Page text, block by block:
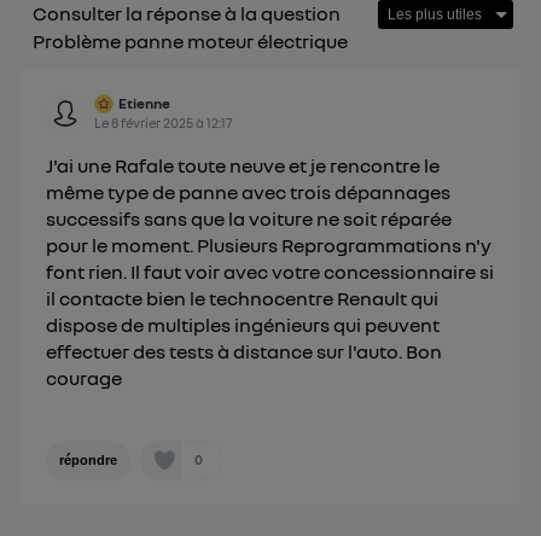
Consulter la réponse à la question
Problème panne moteur électrique
Etienne
Le 8 février 2025à12:17
J'ai une Rafale toute neuve et je rencontre le
même type de panne avec trois dépannages
successifs sans que la voiture ne soit réparée
pour le moment. Plusieurs Reprogrammations n'y
font rien. Il faut voir avec votre concessionnaire si
il contacte bien le technocentre Renault qui
dispose de multiples ingénieurs qui peuvent
effectuer des tests à distance sur l'auto. Bon
courage
répondre 0